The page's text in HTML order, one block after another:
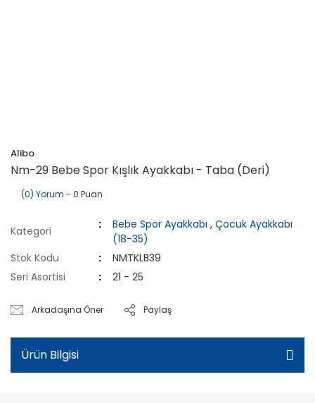
Alibo
Nm-29 Bebe Spor Kışlık Ayakkabı - Taba (Deri)
(0) Yorum - 0 Puan
Kategori
Bebe Spor Ayakkabı ,Çocuk Ayakkabı
(18-35)
Stok Kodu
NMTKLB39
Seri Asortisi
21 - 25
Arkadaşına Öner Paylaş
Ürün Bilgisi